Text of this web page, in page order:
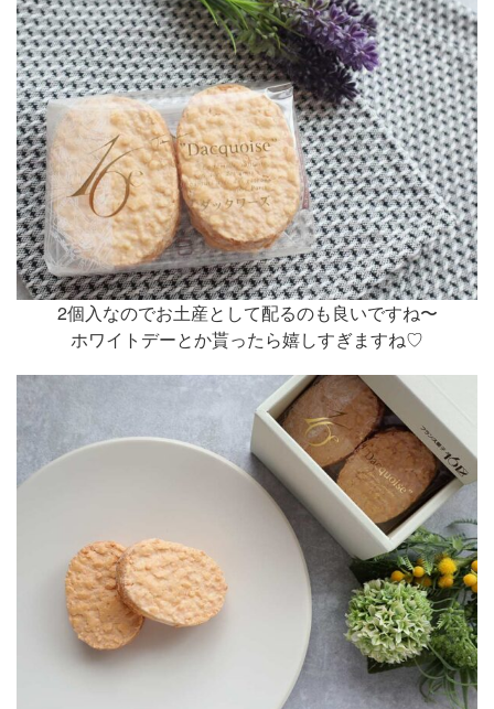
2個入なのでお土産として配るのも良いですね〜
ホワイトデーとか貰ったら嬉しすぎますね♡